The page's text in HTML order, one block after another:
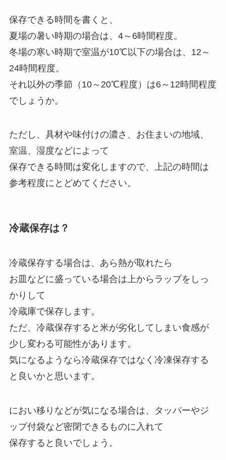
保存できる時間を書くと、
夏場の暑い時期の場合は、4～6時間程度。
冬場の寒い時期で室温が10℃以下の場合は、12～
24時間程度。
それ以外の季節（10～20℃程度）は6～12時間程度
でしょうか。
ただし、具材や味付けの濃さ、お住まいの地域、
室温、湿度などによって
保存できる時間は変化しますので、上記の時間は
参考程度にとどめてください。
冷蔵保存は？
冷蔵保存する場合は、あら熱が取れたら
お皿などに盛っている場合は上からラップをしっ
かりして
冷蔵庫で保存します。
ただ、冷蔵保存すると米が劣化してしまい食感が
少し変わる可能性があります。
気になるようなら冷蔵保存ではなく冷凍保存する
と良いかと思います。
におい移りなどが気になる場合は、タッパーやジ
ップ付袋など密閉できるものに入れて
保存すると良いでしょう。